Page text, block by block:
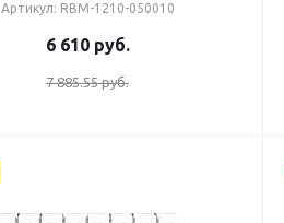
Артикул: RBM-1210-050010
6 610руб.
7 885.55 руб.